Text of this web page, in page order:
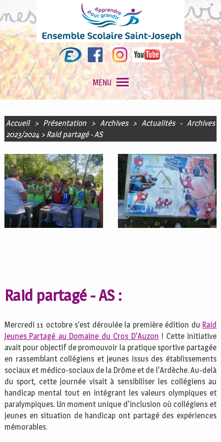
MENU
Accueil> Présentation > Archives> Actualités - Archives
2023/2024 > Raid partagé - AS
Raid partagé - AS :
Mercredi 11 octobre s’est déroulée la première édition du Raid
Jeunes Partagé au Domaine du Cros D'Auzon ! Cette initiative
avait pour objectif de promouvoir la pratique sportive partagée
en rassemblant collégiens et jeunes issus des établissements
sociaux et médico-sociaux de la Drôme et de l'Ardèche. Au-delà
du sport, cette journée visait à sensibiliser les collégiens au
handicap mental tout en intégrant les valeurs olympiques et
paralympiques. Un moment unique d'inclusion où collégiens et
jeunes en situation de handicap ont partagé des expériences
mémorables.